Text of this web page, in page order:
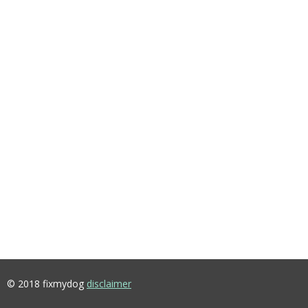
© 2018 fixmydog disclaimer